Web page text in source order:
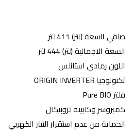
صافي السعة (لتر) 411 لتر
السعة الاجمالية (لتر) 444 لتر
اللون رمادي استانلس
تكنولوجيا ORIGIN INVERTER
فلتر Pure BIO
كمبروسر وكابينه تروبيكال
الحماية من عدم استقرار التيار الكهربي